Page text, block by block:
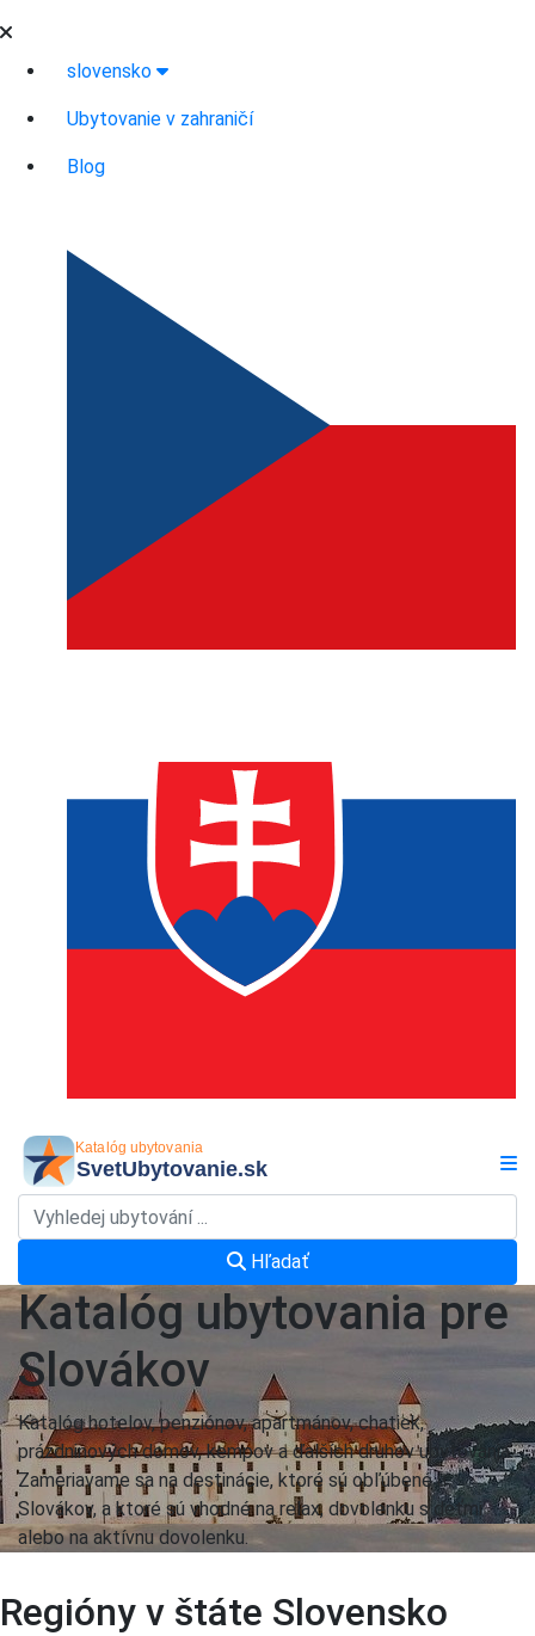
slovensko
Ubytovanie v zahraničí
Blog
Hľadať
Katalóg ubytovania pre
Slovákov
Katalóg hotelov, penziónov, apartmánov, chatiek,
prázdninových domov, kempov a ďalších druhov ubytovania.
Zameriavame sa na destinácie, ktoré sú obľúbené u
Slovákov, a ktoré sú vhodné na relax, dovolenku s deťmi
alebo na aktívnu dovolenku.
Regióny v štáte Slovensko